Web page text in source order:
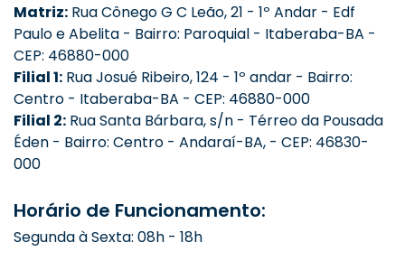
Matriz: Rua Cônego G C Leão, 21 - 1º Andar - Edf
Paulo e Abelita - Bairro: Paroquial - Itaberaba-BA -
CEP: 46880-000
Filial 1: Rua Josué Ribeiro, 124 - 1º andar - Bairro:
Centro - Itaberaba-BA - CEP: 46880-000
Filial 2: Rua Santa Bárbara, s/n - Térreo da Pousada
Éden - Bairro: Centro - Andaraí-BA, - CEP: 46830-
000
Horário de Funcionamento:
Segunda à Sexta: 08h - 18h